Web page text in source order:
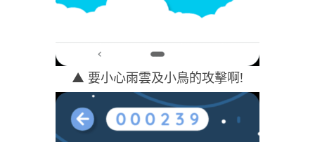
▲ 要小心雨雲及小鳥的攻擊啊!